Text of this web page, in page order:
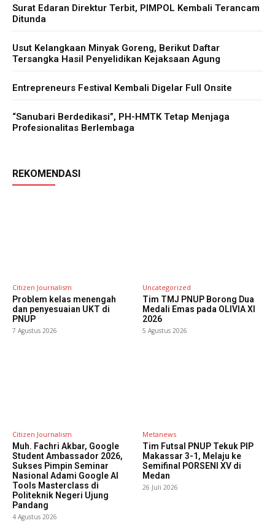
Surat Edaran Direktur Terbit, PIMPOL Kembali Terancam
Ditunda
Usut Kelangkaan Minyak Goreng, Berikut Daftar
Tersangka Hasil Penyelidikan Kejaksaan Agung
Entrepreneurs Festival Kembali Digelar Full Onsite
“Sanubari Berdedikasi”, PH-HMTK Tetap Menjaga
Profesionalitas Berlembaga
REKOMENDASI
Citizen Journalism
Problem kelas menengah
dan penyesuaian UKT di
PNUP
7 Agustus 2026
Uncategorized
Tim TMJ PNUP Borong Dua
Medali Emas pada OLIVIA XI
2026
5 Agustus 2026
Citizen Journalism
Muh. Fachri Akbar, Google
Student Ambassador 2026,
Sukses Pimpin Seminar
Nasional Adami Google AI
Tools Masterclass di
Politeknik Negeri Ujung
Pandang
4 Agustus 2026
Metanews
Tim Futsal PNUP Tekuk PIP
Makassar 3-1, Melaju ke
Semifinal PORSENI XV di
Medan
26 Juli 2026